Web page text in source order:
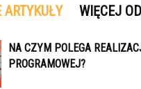
WIĘCEJ
NA CZYM POLEGA
PROGRAMOWEJ?